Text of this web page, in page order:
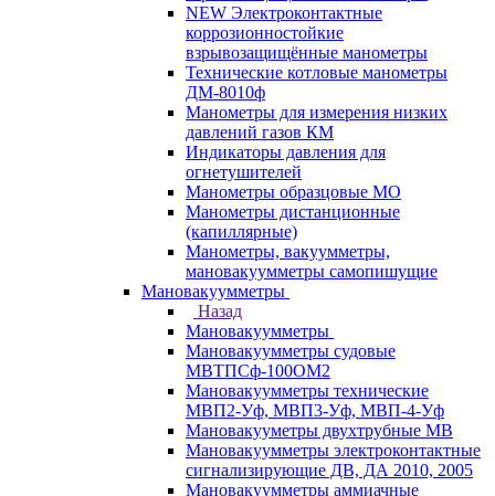
NEW Электроконтактные
коррозионностойкие
взрывозащищённые манометры
Технические котловые манометры
ДМ-8010ф
Манометры для измерения низких
давлений газов КМ
Индикаторы давления для
огнетушителей
Манометры образцовые МО
Манометры дистанционные
(капиллярные)
Манометры, вакуумметры,
мановакуумметры самопишущие
Мановакуумметры
Назад
Мановакуумметры
Мановакуумметры судовые
МВТПСф-100ОМ2
Мановакуумметры технические
МВП2-Уф, МВП3-Уф, МВП-4-Уф
Мановакууметры двухтрубные МВ
Мановакуумметры электроконтактные
сигнализирующие ДВ, ДА 2010, 2005
Мановакуумметры аммиачные